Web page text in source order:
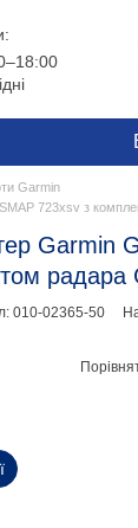
Garmin
723xsv з
Garmin
радара
010-02365-50